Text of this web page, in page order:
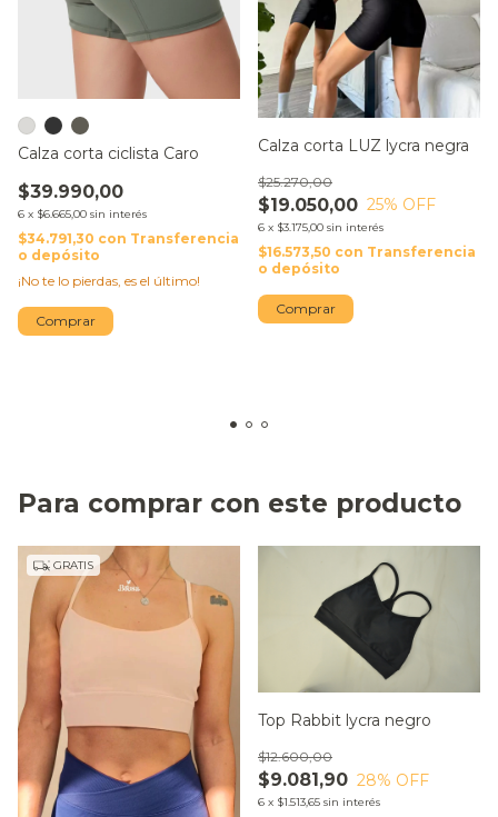
Calza corta ciclista Caro
$39.990,00
6 x $6.665,00 sin interés
$34.791,30 con Transferencia
o depósito
¡No te lo pierdas, es el último!
Comprar
Calza corta LUZ lycra negra
$19.050,00
$25.270,00
25% OFF
6 x $3.175,00 sin interés
$16.573,50 con Transferencia
o depósito
Comprar
Para comprar con este producto
GRATIS
Top Rabbit lycra negro
$9.081,90
$12.600,00
28% OFF
6 x $1.513,65 sin interés